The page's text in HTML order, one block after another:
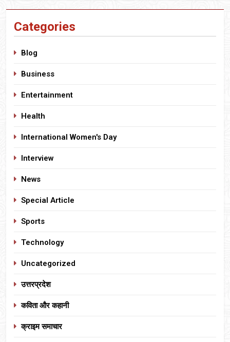
Categories
Blog
Business
Entertainment
Health
International Women's Day
Interview
News
Special Article
Sports
Technology
Uncategorized
उत्तरप्रदेश
कविता और कहानी
क्राइम समाचार